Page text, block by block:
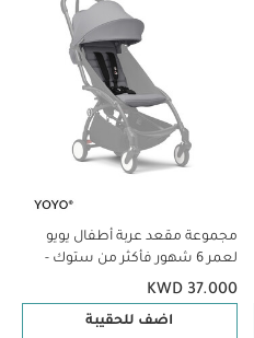
مجموعة مقعد عربة أطفال يويو
لعمر 6 شهور فأكثر من ستوك -
رمادي
KWD 37.000
اضف للحقيبة